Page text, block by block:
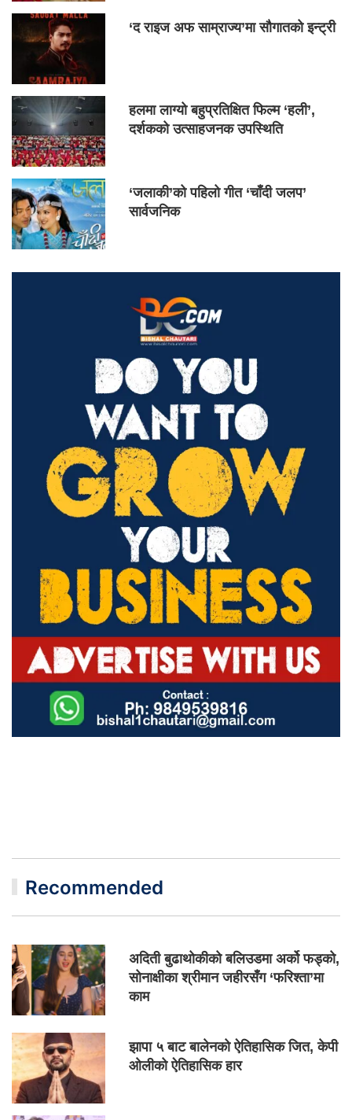
‘द राइज अफ साम्राज्य’मा सौगातको इन्ट्री
हलमा लाग्यो बहुप्रतिक्षित फिल्म ‘हली’,
दर्शकको उत्साहजनक उपस्थिति
‘जलाकी’को पहिलो गीत ‘चाँदी जलप’
सार्वजनिक
Recommended
अदिती बुढाथोकीको बलिउडमा अर्को फड्को,
सोनाक्षीका श्रीमान जहीरसँग ‘फरिश्ता’मा
काम
झापा ५ बाट बालेनको ऐतिहासिक जित, केपी
ओलीको ऐतिहासिक हार